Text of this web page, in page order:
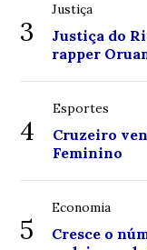
3
Justiça
Justiça do
rapper
4
Esportes
Cruzeiro
Feminino
5
Economia
Cresce o